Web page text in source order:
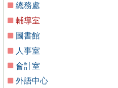
總務處
輔導室
圖書館
人事室
會計室
外語中心